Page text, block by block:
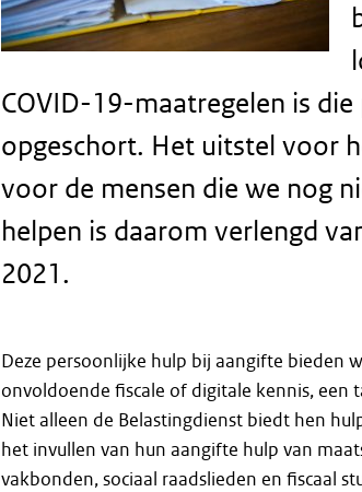
COVID-19-maatregelen is
opgeschort. Het uitstel voor
voor de mensen die we nog
helpen is daarom verlengd
2021.
Deze persoonlijke hulp bij aangifte bieden
onvoldoende fiscale of digitale kennis, een
Niet alleen de Belastingdienst biedt hen
het invullen van hun aangifte hulp van
vakbonden, sociaal raadslieden en fiscaal